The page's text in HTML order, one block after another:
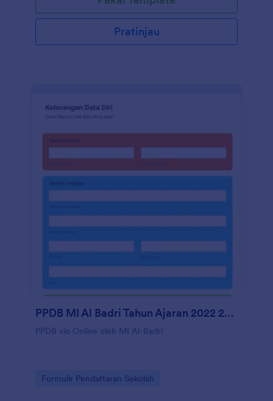
Pratinjau
PPDB MI Al Badri Tahun Ajaran 2022 2023
PPDB vio Online oleh MI Al-Badri
Go to Category:
Formulir Pendaftaran Sekolah